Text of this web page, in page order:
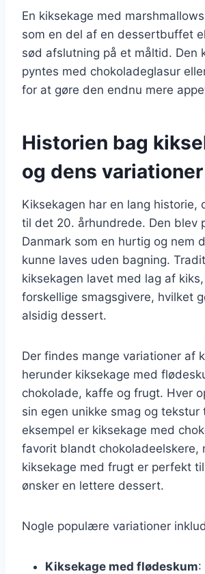
En kiksekage med
som en del af en dessertbuffet
sød afslutning på et måltid. Den
pyntes med chokoladeglasur
for at gøre den endnu mere
Historien bag
og dens variationer
Kiksekagen har en lang historie,
til det 20. århundrede. Den blev
Danmark som en hurtig og nem
kunne laves uden bagning.
kiksekagen lavet med lag af
forskellige smagsgivere, hvilket
alsidig dessert.
Der findes mange variationer af
herunder kiksekage med
chokolade, kaffe og frugt. Hver
sin egen unikke smag og tekstur
eksempel er kiksekage med
favorit blandt chokoladeelskere,
kiksekage med frugt er perfekt
ønsker en lettere dessert.
Nogle populære variationer
Kiksekage med flødeskum: